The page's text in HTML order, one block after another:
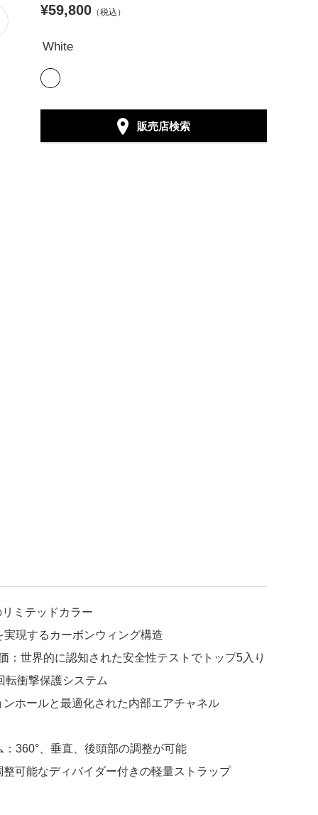
¥59,800 （税込）
White
販売店検索
ミテッドカラー
現するカーボンウィング構造
：世界的に認知された安全性テストでトップ5入り
衝撃保護システム
ホールと最適化された内部エアチャネル
360°、垂直、後頭部の調整が可能
可能なディバイダー付きの軽量ストラップ